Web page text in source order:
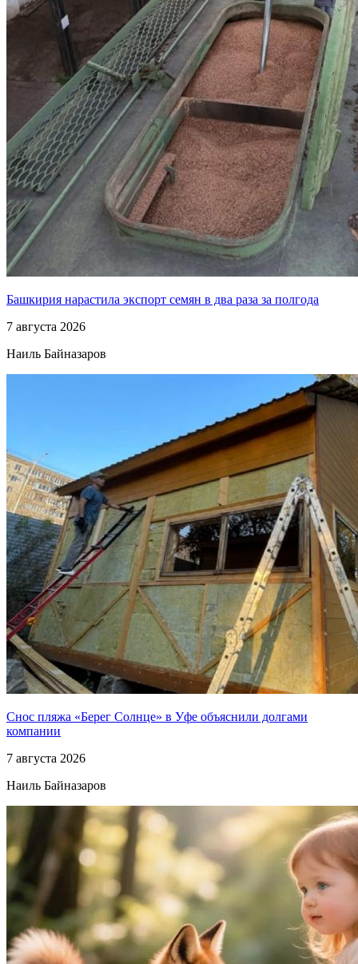
Башкирия нарастила экспорт семян в два раза за полгода
7 августа 2026
Наиль Байназаров
Снос пляжа «Берег Солнце» в Уфе объяснили долгами
компании
7 августа 2026
Наиль Байназаров